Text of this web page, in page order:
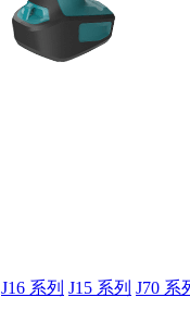
J16 系列 J15 系列 J70 系